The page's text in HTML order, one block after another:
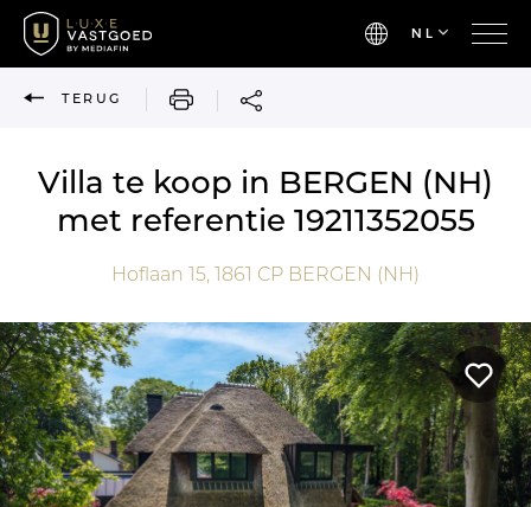
NL
TERUG AFDRUKKEN
Villa te koop in BERGEN (NH)
met referentie 19211352055
Hoflaan 15, 1861 CP BERGEN (NH)